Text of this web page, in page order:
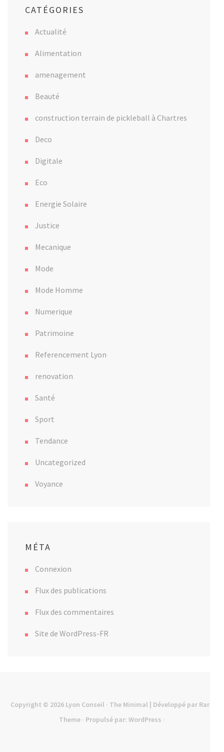
CATÉGORIES
Actualité
Alimentation
amenagement
Beauté
construction terrain de pickleball à Chartres
Deco
Digitale
Eco
Energie Solaire
Justice
Mecanique
Mode
Mode Homme
Numerique
Patrimoine
Referencement Lyon
renovation
Santé
Sport
Tendance
Uncategorized
Voyance
MÉTA
Connexion
Flux des publications
Flux des commentaires
Site de WordPress-FR
Copyright © 2026 Lyon Conseil · The Minimal | Développé par Rara
Theme · Propulsé par: WordPress ·